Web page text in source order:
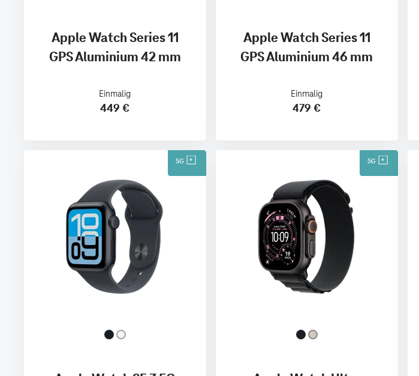
Apple Watch Series 11
GPS Aluminium 42 mm
Einmalig
449 €
Apple Watch Series 11
GPS Aluminium 46 mm
Einmalig
479 €
5G 5G